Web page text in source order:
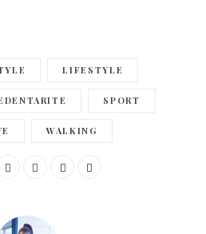
LIFESTYLE
SPORT
WALKING